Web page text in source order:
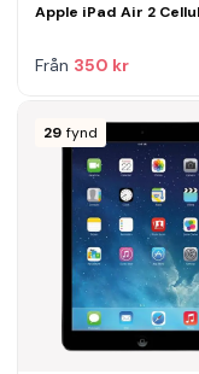
Apple iPad Air 2
Från 350 kr
29 fynd